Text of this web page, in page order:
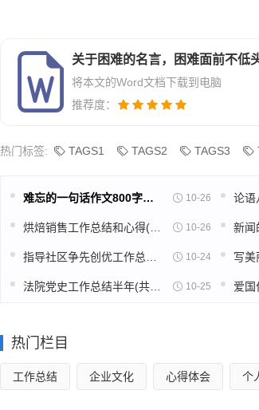
32. 一个人的理想的生命，比他们的躯
驰。——刘玲
命，以创造环境，征服历史。——李大钊
36. 大丈夫当雄飞，安能雌伏?——《后
38. 下定决心，不怕牺牲，排除万难，
关于困难的名言，困难面前不低
将本文的Word文档下载到电脑
推荐度：
热门标签: TAGS1 TAGS2 TAGS3
难忘的一句话作文800字高中(推荐39篇) 10-26
10-26
10-24 写美
10-25
热门栏目
工作总结 企业文化 心得体会 个